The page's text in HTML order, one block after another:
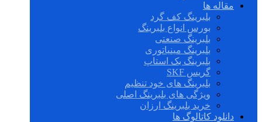
مقاله ها
بلبرینگ کف گرد
بورس انواع بلبرینگ
بلبرینگ صنعتی
بلبرینگ مینیاتوری
بلبرینگ بک استاپ
گریس SKF
بلبرینگ های خود تنظیم
ویژگی های بلبرینگ اصلی
خرید بلبرینگ ارزان
دانلود کاتالوگ ها